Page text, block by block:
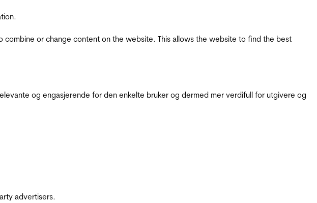
or change content on the website. This allows the website to find the best
og engasjerende for den enkelte bruker og dermed mer verdifull for utgivere og
advertisers.